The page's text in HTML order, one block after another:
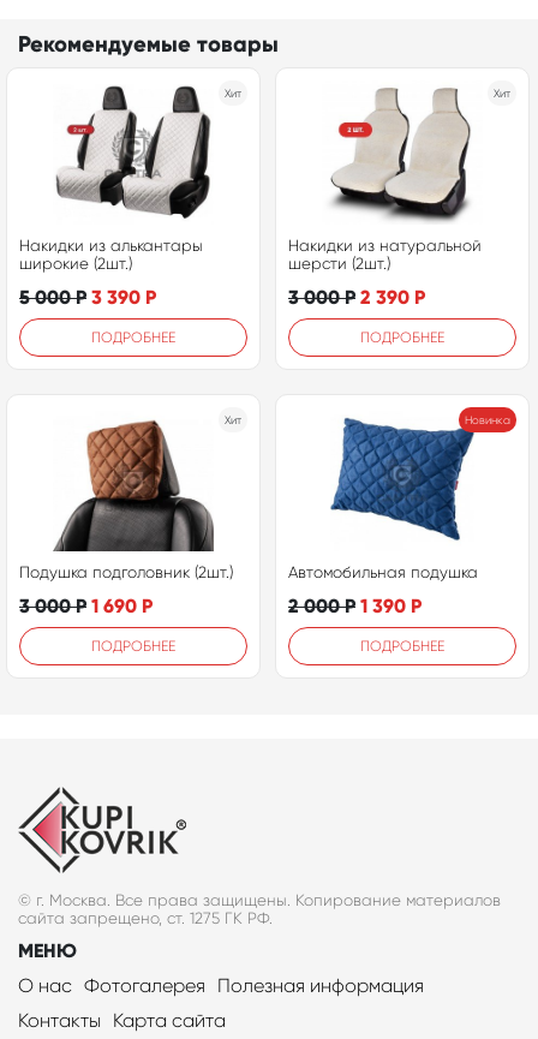
Рекомендуемые товары
Хит
Накидки из алькантары
широкие (2шт.)
5 000Р 3 390 Р
ПОДРОБНЕЕ
Хит
Накидки из натуральной
шерсти (2шт.)
3 000Р 2 390 Р
ПОДРОБНЕЕ
Хит
Подушка подголовник (2шт.)
3 000Р 1 690 Р
ПОДРОБНЕЕ
Новинка
Автомобильная подушка
2 000Р 1 390 Р
ПОДРОБНЕЕ
© г. Москва. Все права защищены. Копирование материалов
сайта запрещено, ст. 1275 ГК РФ.
МЕНЮ
О нас Фотогалерея
Полезная информация
Контакты
Карта сайта